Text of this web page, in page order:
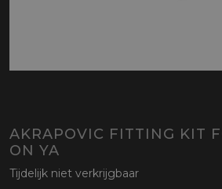
AKRAPOVIC FITTING KIT
ON YA
Tijdelijk niet verkrijgbaar